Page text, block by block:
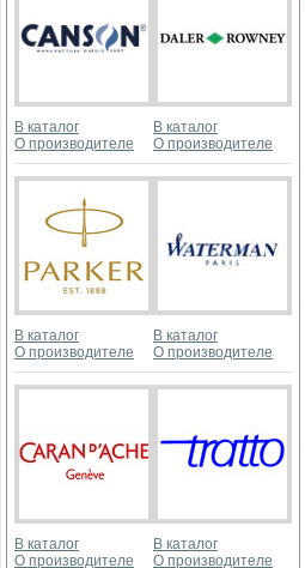
В каталог
О производителе
В каталог
О производителе
В каталог
О производителе
В каталог
О производителе
В каталог
О производителе
В каталог
О производителе